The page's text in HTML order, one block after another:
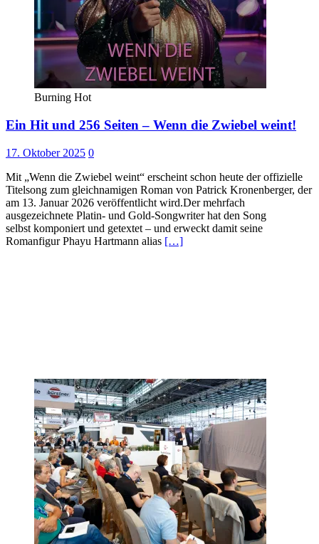
Burning Hot
Ein Hit und 256 Seiten – Wenn die Zwiebel weint!
17. Oktober 2025 0
Mit „Wenn die Zwiebel weint“ erscheint schon heute der offizielle
Titelsong zum gleichnamigen Roman von Patrick Kronenberger, der
am 13. Januar 2026 veröffentlicht wird.Der mehrfach
ausgezeichnete Platin- und Gold-Songwriter hat den Song
selbst komponiert und getextet – und erweckt damit seine
Romanfigur Phayu Hartmann alias […]